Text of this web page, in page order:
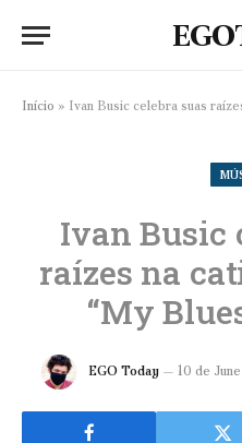
Início » Ivan Busic celebra suas raízes
Ivan Busic
raízes na
“My
EGO Today 10 de